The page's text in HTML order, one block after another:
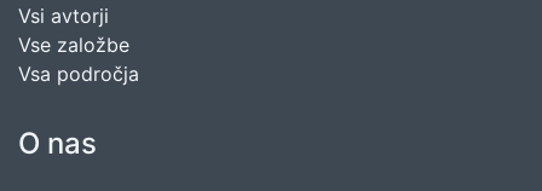
Vsi avtorji
Vse založbe
Vsa področja
O nas